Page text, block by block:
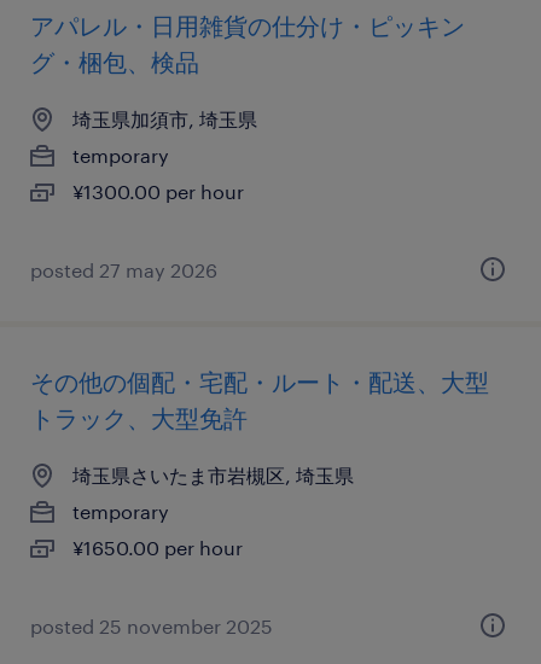
アパレル・日用雑貨の仕分け・ピッキン
グ・梱包、検品
埼玉県加須市, 埼玉県
temporary
¥1300.00 per hour
posted 27 may 2026
その他の個配・宅配・ルート・配送、大型
トラック、大型免許
埼玉県さいたま市岩槻区, 埼玉県
temporary
¥1650.00 per hour
posted 25 november 2025